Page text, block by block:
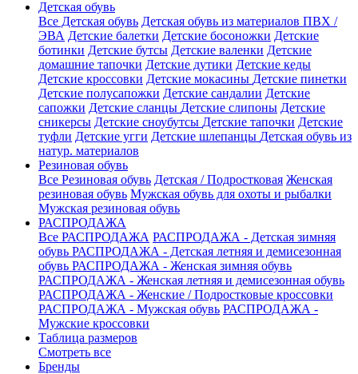
Детская обувь
Все Детская обувь Детская обувь из материалов ПВХ /
ЭВА Детские балетки Детские босоножки Детские
ботинки Детские бутсы Детские валенки Детские
домашние тапочки Детские дутики Детские кеды
Детские кроссовки Детские мокасины Детские пинетки
Детские полусапожки Детские сандалии Детские
сапожки Детские сланцы Детские слипоны Детские
сникерсы Детские сноубутсы Детские тапочки Детские
туфли Детские угги Детские шлепанцы Детская обувь из
натур. материалов
Резиновая обувь
Все Резиновая обувь Детская / Подростковая Женская
резиновая обувь Мужская обувь для охоты и рыбалки
Мужская резиновая обувь
РАСПРОДАЖА
Все РАСПРОДАЖА РАСПРОДАЖА - Детская зимняя
обувь РАСПРОДАЖА - Детская летняя и демисезонная
обувь РАСПРОДАЖА - Женская зимняя обувь
РАСПРОДАЖА - Женская летняя и демисезонная обувь
РАСПРОДАЖА - Женские / Подростковые кроссовки
РАСПРОДАЖА - Мужская обувь РАСПРОДАЖА -
Мужские кроссовки
Таблица размеров
Смотреть все
Бренды